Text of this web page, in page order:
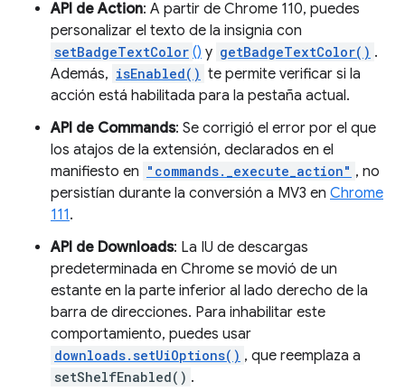
API de Action: A partir de Chrome 110, puedes
personalizar el texto de la insignia con
setBadgeTextColor () y getBadgeTextColor() .
Además, isEnabled() te permite verificar si la
acción está habilitada para la pestaña actual.
API de Commands: Se corrigió el error por el que
los atajos de la extensión, declarados en el
manifiesto en "commands._execute_action" , no
persistían durante la conversión a MV3 en Chrome
111.
API de Downloads: La IU de descargas
predeterminada en Chrome se movió de un
estante en la parte inferior al lado derecho de la
barra de direcciones. Para inhabilitar este
comportamiento, puedes usar
downloads.setUiOptions() , que reemplaza a
setShelfEnabled() .